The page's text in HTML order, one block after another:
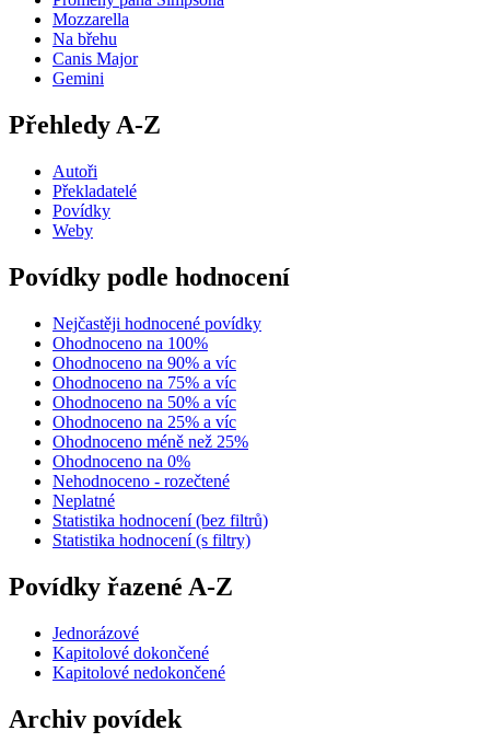
Mozzarella
Na břehu
Canis Major
Gemini
Přehledy A-Z
Autoři
Překladatelé
Povídky
Weby
Povídky podle hodnocení
Nejčastěji hodnocené povídky
Ohodnoceno na 100%
Ohodnoceno na 90% a víc
Ohodnoceno na 75% a víc
Ohodnoceno na 50% a víc
Ohodnoceno na 25% a víc
Ohodnoceno méně než 25%
Ohodnoceno na 0%
Nehodnoceno - rozečtené
Neplatné
Statistika hodnocení (bez filtrů)
Statistika hodnocení (s filtry)
Povídky řazené A-Z
Jednorázové
Kapitolové dokončené
Kapitolové nedokončené
Archiv povídek